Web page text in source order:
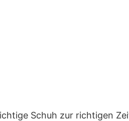
Schuh zur richtigen